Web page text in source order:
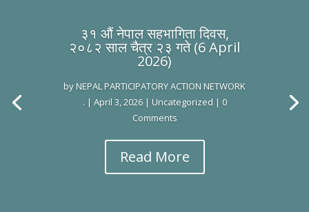
३१ औं नेपाल सहभागिता दिवस,
२०८२ साल चैत्र २३ गते (6 April
2026)
by NEPAL PARTICIPATORY ACTION NETWORK
. | April 3, 2026| Uncategorized | 0
Comments
Read More